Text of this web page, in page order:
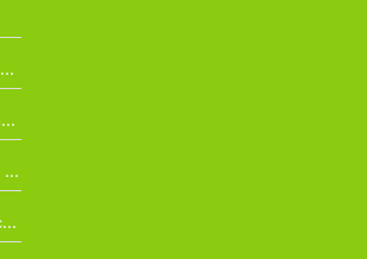
RC Lens – Villarreal : à quelle heure et sur quelle chaîne voir la finale de la Como Cup ?
Como Cup : comment regarder les matchs du RC Lens en direct ?
Ligue 1+ diffusera plus de 30 matchs amicaux avant la reprise de la Ligue 1
Coupe du monde 2026 : des audiences record, mais M6 devrait perdre très gros !